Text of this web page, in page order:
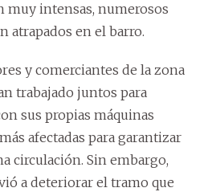
muy intensas, numerosos
atrapados en el barro.
y comerciantes de la zona
trabajado juntos para
sus propias máquinas
afectadas para garantizar
circulación. Sin embargo,
a deteriorar el tramo que